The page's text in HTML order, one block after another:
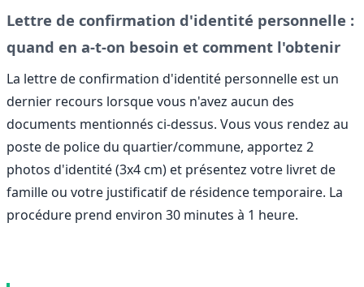
Lettre de confirmation d'identité personnelle :
quand en a-t-on besoin et comment l'obtenir
La lettre de confirmation d'identité personnelle est un
dernier recours lorsque vous n'avez aucun des
documents mentionnés ci-dessus. Vous vous rendez au
poste de police du quartier/commune, apportez 2
photos d'identité (3x4 cm) et présentez votre livret de
famille ou votre justificatif de résidence temporaire. La
procédure prend environ 30 minutes à 1 heure.